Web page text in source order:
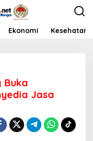
Ekonomi Kesehatan
Buka
Jasa